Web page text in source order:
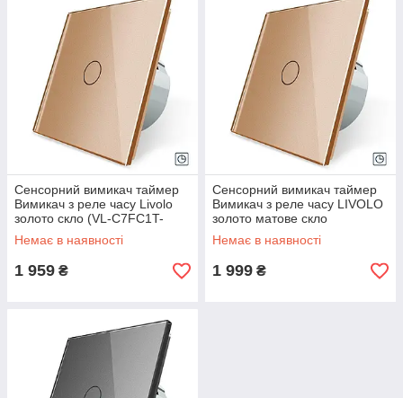
Сенсорний вимикач таймер
Вимикач з реле часу Livolo
золото скло (VL-C7FC1T-
2GAP)
Немає в наявності
1 959 ₴
Сенсорний вимикач таймер
Вимикач з реле часу LIVOLO
золото матове скло
Немає в наявності
1 999 ₴